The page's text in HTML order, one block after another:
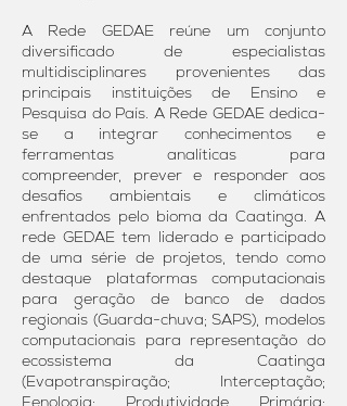
A Rede GEDAE reúne um conjunto
diversificado de especialistas
multidisciplinares provenientes das
principais instituições de Ensino e
Pesquisa do País. A Rede GEDAE dedica-
se a integrar conhecimentos e
ferramentas analíticas para
compreender, prever e responder aos
desafios ambientais e climáticos
enfrentados pelo bioma da Caatinga. A
rede GEDAE tem liderado e participado
de uma série de projetos, tendo como
destaque plataformas computacionais
para geração de banco de dados
regionais (Guarda-chuva; SAPS), modelos
computacionais para representação do
ecossistema da Caatinga
(Evapotranspiração; Interceptação;
Fenologia; Produtividade Primária;